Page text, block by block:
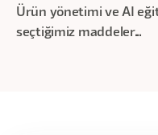
Ürün yönetimi ve AI
seçtiğimiz maddeler...